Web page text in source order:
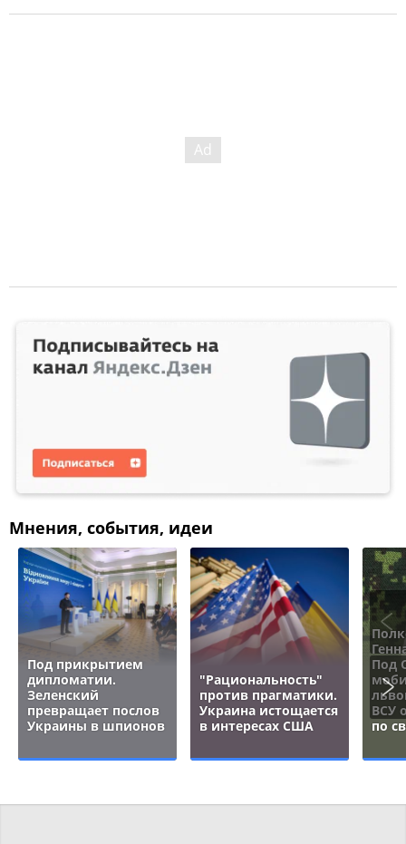
Мнения, события, идеи
Под прикрытием
дипломатии.
Зеленский
превращает послов
Украины в шпионов
"Рациональность"
против прагматики.
Украина истощается
в интересах США
Под
ВСУ
по